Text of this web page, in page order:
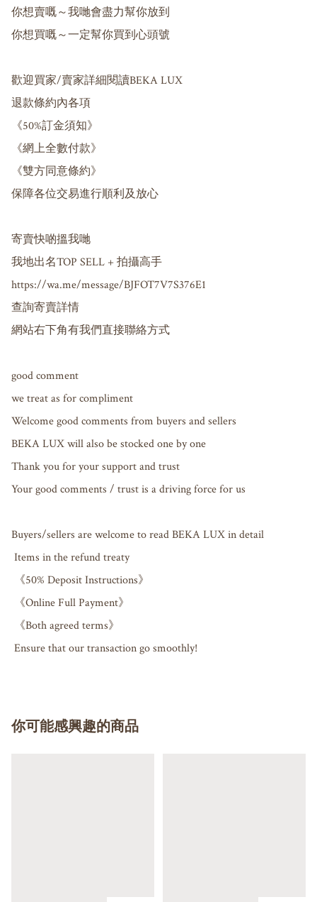
你想賣嘅～我哋會盡力幫你放到
你想買嘅～一定幫你買到心頭號
歡迎買家/賣家詳細閱讀BEKA LUX
退款條約內各項
《50%訂金須知》
《網上全數付款》
《雙方同意條約》
保障各位交易進行順利及放心
寄賣快啲搵我哋
我地出名TOP SELL + 拍攝高手
https://wa.me/message/BJFOT7V7S376E1
查詢寄賣詳情
網站右下角有我們直接聯絡方式
good comment
we treat as for compliment
Welcome good comments from buyers and sellers
BEKA LUX will also be stocked one by one
Thank you for your support and trust
Your good comments / trust is a driving force for us
Buyers/sellers are welcome to read BEKA LUX in detail
Ensure that our transaction go smoothly!
你可能感興趣的商品